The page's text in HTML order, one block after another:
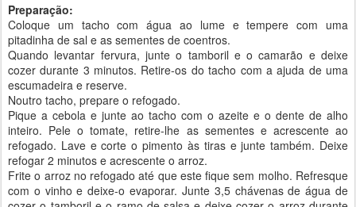
Preparação:
Coloque um tacho com água ao lume e tempere com uma
pitadinha de sal e as sementes de coentros.
Quando levantar fervura, junte o tamboril e o camarão e deixe
cozer durante 3 minutos. Retire-os do tacho com a ajuda de uma
escumadeira e reserve.
Noutro tacho, prepare o refogado.
Pique a cebola e junte ao tacho com o azeite e o dente de alho
inteiro. Pele o tomate, retire-lhe as sementes e acrescente ao
refogado. Lave e corte o pimento às tiras e junte também. Deixe
refogar 2 minutos e acrescente o arroz.
Frite o arroz no refogado até que este fique sem molho. Refresque
com o vinho e deixe-o evaporar. Junte 3,5 chávenas de água de